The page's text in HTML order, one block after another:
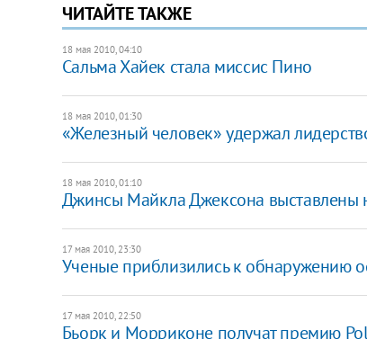
ЧИТАЙТЕ ТАКЖЕ
18 мая 2010, 04:10
Сальма Хайек стала миссис Пино
18 мая 2010, 01:30
«Железный человек» удержал
18 мая 2010, 01:10
Джинсы Майкла Джексона выставлены
17 мая 2010, 23:30
Ученые приблизились к обнаружению
17 мая 2010, 22:50
Бьорк и Морриконе получат премию